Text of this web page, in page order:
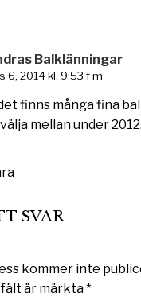
Balklänningar
6, 2014 kl. 9:53 f m
finns många fina
mellan under
SVAR
kommer inte
är märkta*